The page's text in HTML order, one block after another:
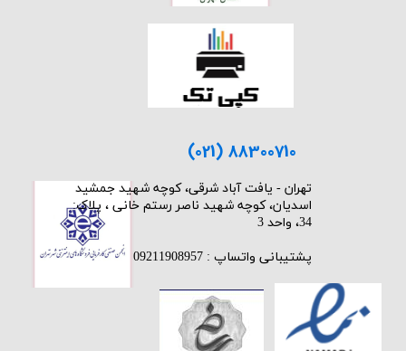
(021) 88300710
​تهران - یافت آباد شرقی، کوچه شهید جمشید
اسدیان، کوچه شهید ناصر رستم خانی ، پلاک:
34، واحد 3
پشتیبانی واتساپ : 09211908957